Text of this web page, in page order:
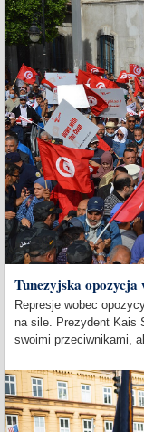
Tunezyjska opozycja
Represje wobec
na sile. Prezydent Kais
swoimi przeciwnikami,